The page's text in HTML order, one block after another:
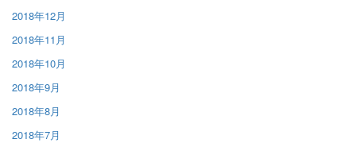
2018年12月
2018年11月
2018年10月
2018年9月
2018年8月
2018年7月